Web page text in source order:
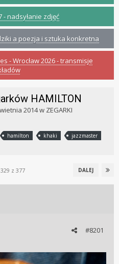
- nadsyłanie zdjęć
a poezja i sztuka konkretna
- Wrocław 2026 - transmisje
HAMILTON
2014w ZEGARKI
hamilton khaki
jazzmaster
DALEJ
z 377
#8201